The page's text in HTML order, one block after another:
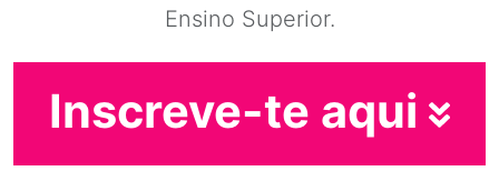
Ensino Superior.
Inscreve-te aqui